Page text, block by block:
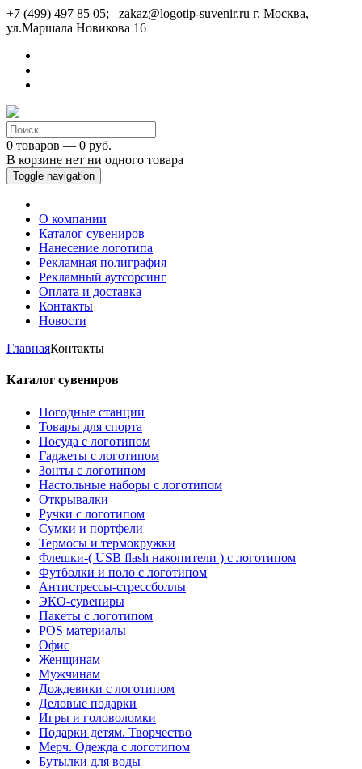
+7 (499) 497 85 05; zakaz@logotip-suvenir.ru г. Москва,
ул.Маршала Новикова 16
0 товаров — 0 руб.
В корзине нет ни одного товара
Toggle navigation
О компании
Каталог сувениров
Нанесение логотипа
Рекламная полиграфия
Рекламный аутсорсинг
Оплата и доставка
Контакты
Новости
ГлавнаяКонтакты
Каталог сувениров
Погодные станции
Товары для спорта
Посуда с логотипом
Гаджеты с логотипом
Зонты с логотипом
Настольные наборы с логотипом
Открывалки
Ручки с логотипом
Сумки и портфели
Термосы и термокружки
Флешки-( USB flash накопители ) с логотипом
Футболки и поло с логотипом
Антистрессы-стрессболлы
ЭКО-сувениры
Пакеты с логотипом
POS материалы
Офис
Женщинам
Мужчинам
Дождевики с логотипом
Деловые подарки
Игры и головоломки
Подарки детям. Творчество
Мерч. Одежда с логотипом
Бутылки для воды